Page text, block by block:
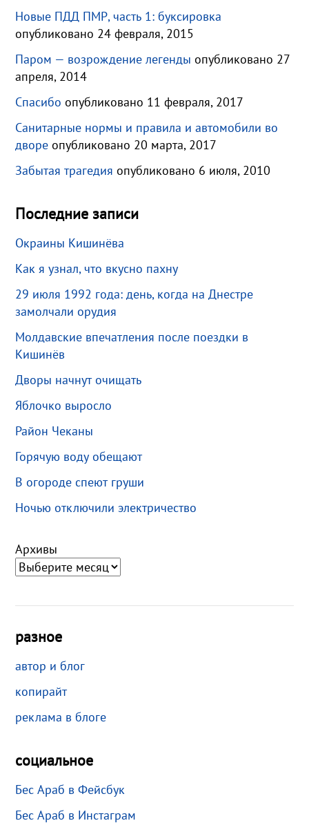
Новые ПДД ПМР, часть 1: буксировка
опубликовано 24 февраля, 2015
Паром — возрождение легенды опубликовано 27
апреля, 2014
Спасибо опубликовано 11 февраля, 2017
Санитарные нормы и правила и автомобили во
дворе опубликовано 20 марта, 2017
Забытая трагедия опубликовано 6 июля, 2010
Последние записи
Окраины Кишинёва
Как я узнал, что вкусно пахну
29 июля 1992 года: день, когда на Днестре
замолчали орудия
Молдавские впечатления после поездки в
Кишинёв
Дворы начнут очищать
Яблочко выросло
Район Чеканы
Горячую воду обещают
В огороде спеют груши
Ночью отключили электричество
Архивы
разное
автор и блог
копирайт
реклама в блоге
социальное
Бес Араб в Фейсбук
Бес Араб в Инстаграм